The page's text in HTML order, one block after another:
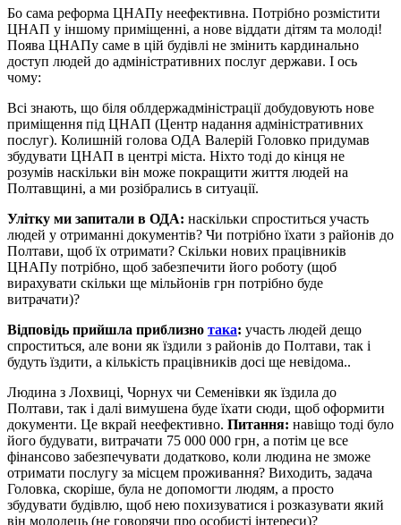
Бо сама реформа ЦНАПу неефективна. Потрібно розмістити
ЦНАП у іншому приміщенні, а нове віддати дітям та молоді!
Поява ЦНАПу саме в цій будівлі не змінить кардинально
доступ людей до адміністративних послуг держави. І ось
чому:
Всі знають, що біля облдержадміністрації добудовують нове
приміщення під ЦНАП (Центр надання адміністративних
послуг). Колишній голова ОДА Валерій Головко придумав
збудувати ЦНАП в центрі міста. Ніхто тоді до кінця не
розумів наскільки він може покращити життя людей на
Полтавщині, а ми розібрались в ситуації.
Улітку ми запитали в ОДА: наскільки спроститься участь
людей у отриманні документів? Чи потрібно їхати з районів до
Полтави, щоб їх отримати? Скільки нових працівників
ЦНАПу потрібно, щоб забезпечити його роботу (щоб
вирахувати скільки ще мільйонів грн потрібно буде
витрачати)?
Відповідь прийшла приблизно така: участь людей дещо
спроститься, але вони як їздили з районів до Полтави, так і
будуть їздити, а кількість працівників досі ще невідома..
Людина з Лохвиці, Чорнух чи Семенівки як їздила до
Полтави, так і далі вимушена буде їхати сюди, щоб оформити
документи. Це вкрай неефективно. Питання: навіщо тоді було
його будувати, витрачати 75 000 000 грн, а потім це все
фінансово забезпечувати додатково, коли людина не зможе
отримати послугу за місцем проживання? Виходить, задача
Головка, скоріше, була не допомогти людям, а просто
збудувати будівлю, щоб нею похизуватися і розказувати який
він молодець (не говорячи про особисті інтереси)?